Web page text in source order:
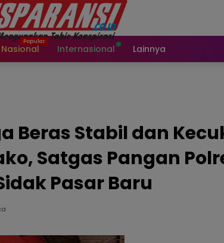
Nasional Internasional Lainnya
Beras Stabil dan
Satgas Pangan
Pasar Baru